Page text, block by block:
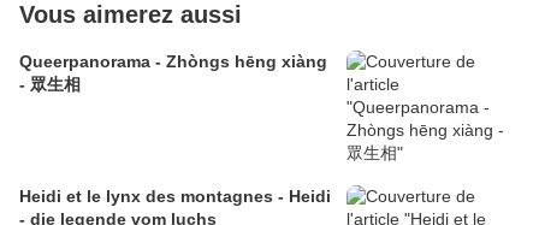
Vous aimerez aussi
Queerpanorama - Zhòngs hēng xiàng
- 眾生相
Heidi et le lynx des montagnes - Heidi
- die legende vom luchs